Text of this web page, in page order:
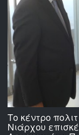
Το κέντρο
Νιάρχου